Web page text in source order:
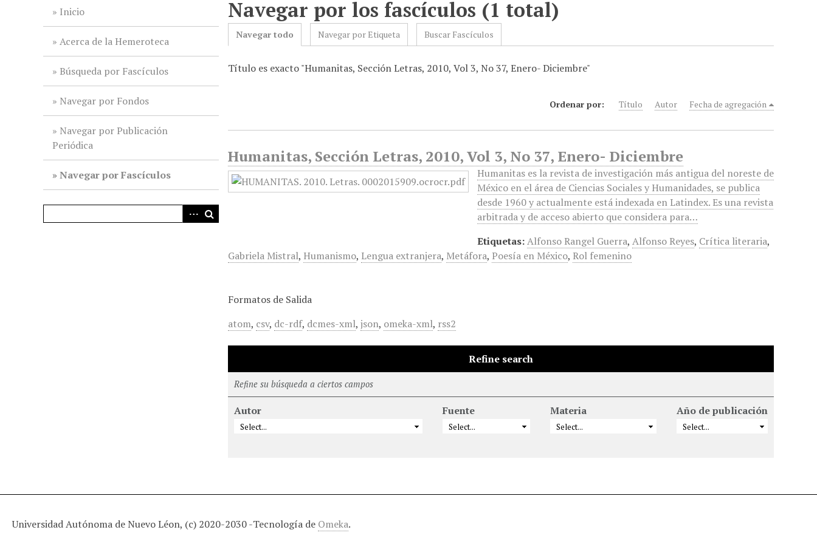
Inicio
Acerca de la Hemeroteca
Búsqueda por Fascículos
Navegar por Fondos
Navegar por Publicación
Periódica
Navegar por Fascículos
Navegar por los fascículos (1 total)
Navegar todo Navegar por Etiqueta Buscar Fascículos
Título es exacto "Humanitas, Sección Letras, 2010, Vol 3, No 37, Enero- Diciembre"
Ordenar por: Título Autor Fecha de agregación
Humanitas, Sección Letras, 2010, Vol 3, No 37, Enero- Diciembre
Humanitas es la revista de investigación más antigua del noreste de
México en el área de Ciencias Sociales y Humanidades, se publica
desde 1960 y actualmente está indexada en Latindex. Es una revista
arbitrada y de acceso abierto que considera para…
Etiquetas:Alfonso Rangel Guerra,Alfonso Reyes, Crítica literaria,
Gabriela Mistral, Humanismo, Lengua extranjera, Metáfora, Poesía en México, Rol femenino
Formatos de Salida
atom, csv, dc-rdf, dcmes-xml,json, omeka-xml, rss2
Refine search
Refine su búsqueda a ciertos campos
Autor Fuente Materia Año de publicación
Universidad Autónoma de Nuevo Léon, (c) 2020-2030 -Tecnología de Omeka.